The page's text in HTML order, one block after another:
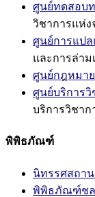
ศูนย์ทดสอบ
วิชาการแห่ง
ศูนย์การแปล
และการล่าม
ศูนย์กฎหมา
ศูนย์บริการ
บริการวิชา
พิพิธภัณฑ์
นิทรรศสถาน
พิพิธภัณฑ์ช